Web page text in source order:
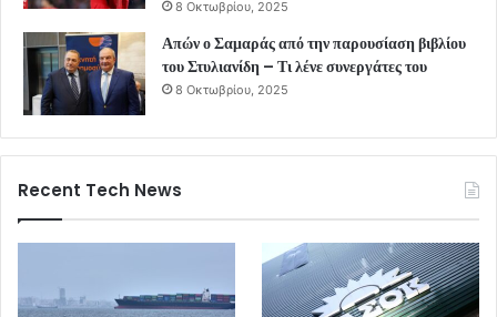
8 Οκτωβρίου, 2025
Απών ο Σαμαράς από την παρουσίαση βιβλίου
του Στυλιανίδη – Τι λένε συνεργάτες του
8 Οκτωβρίου, 2025
Recent Tech News